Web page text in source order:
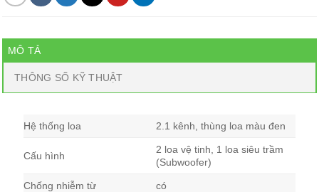
MÔ TẢ
THÔNG SỐ KỸ THUẬT
Hệ thống loa 2.1 kênh, thùng loa màu đen
Cấu hình
2 loa vệ tinh, 1 loa siêu trầm
(Subwoofer)
Chống nhiễm từ có